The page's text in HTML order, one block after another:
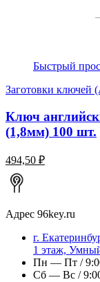
Быстрый
Заготовки ключей
Ключ
(1,8мм) 100 шт.
494,50 ₽
Адрес 96key.ru
г.
1 этаж,
Пн — Пт /
Сб — Вс /